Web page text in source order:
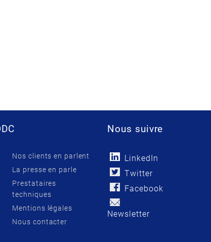
Nos clients en parlent
La presse en parle
Prestataires
techniques
Mentions légales
Nous contacter
Nous suivre
LinkedIn
Twitter
Facebook
Newsletter